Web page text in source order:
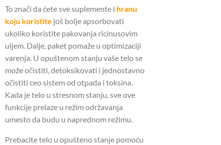
To znači da ćete sve suplemente i hranu
koju koristite još bolje apsorbovati
ukoliko koristite pakovanja ricinusovim
uljem. Dalje, paket pomaže u optimizaciji
varenja. U opuštenom stanju vaše telo se
može očistiti, detoksikovati i jednostavno
očistiti ceo sistem od otpada i toksina.
Kada je telo u stresnom stanju, sve ove
funkcije prelaze u režim održavanja
umesto da budu u naprednom režimu.
Prebacite telo u opušteno stanje pomoću